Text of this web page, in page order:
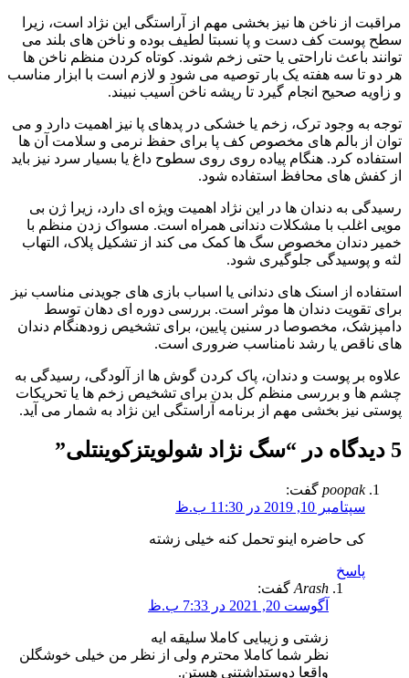
مراقبت از ناخن‌ ها نیز بخشی مهم از آراستگی این نژاد است، زیرا
سطح پوست کف دست و پا نسبتا لطیف بوده و ناخن‌ های بلند می‌
توانند باعث ناراحتی یا حتی زخم شوند. کوتاه‌ کردن منظم ناخن‌ ها
هر دو تا سه هفته یک‌ بار توصیه می‌ شود و لازم است با ابزار مناسب
و زاویه صحیح انجام گیرد تا ریشه ناخن آسیب نبیند.
توجه به وجود ترک، زخم یا خشکی در پدهای پا نیز اهمیت دارد و می‌
توان از بالم‌ های مخصوص کف پا برای حفظ نرمی و سلامت آن‌ ها
استفاده کرد. هنگام پیاده‌ روی روی سطوح داغ یا بسیار سرد نیز باید
از کفش‌ های محافظ استفاده شود.
رسیدگی به دندان‌ ها در این نژاد اهمیت ویژه‌ ای دارد، زیرا ژن بی‌
مویی اغلب با مشکلات دندانی همراه است. مسواک‌ زدن منظم با
خمیر دندان مخصوص سگ‌ ها کمک می‌ کند از تشکیل پلاک، التهاب
لثه و پوسیدگی جلوگیری شود.
استفاده از اسنک‌ های دندانی یا اسباب‌ بازی‌ های جویدنی مناسب نیز
برای تقویت دندان‌ ها موثر است. بررسی دوره‌ ای دهان توسط
دامپزشک، مخصوصا در سنین پایین، برای تشخیص زودهنگام دندان‌
های ناقص یا رشد نامناسب ضروری است.
علاوه بر پوست و دندان، پاک‌ کردن گوش‌ ها از آلودگی، رسیدگی به
چشم‌ ها و بررسی منظم کل بدن برای تشخیص زخم‌ ها یا تحریکات
پوستی نیز بخشی مهم از برنامه آراستگی این نژاد به شمار می‌ آید.
5 دیدگاه در “ سگ نژاد شولویتزکوینتلی”
poopak گفت:
سپتامبر 10, 2019 در 11:30 ب.ظ
کی حاضره اینو تحمل کنه خیلی زشته
پاسخ
Arash گفت:
آگوست 20, 2021 در 7:33 ب.ظ
زشتی و زیبایی کاملا سلیقه ایه
نظر شما کاملا محترم ولی از نظر من خیلی خوشگلن
واقعا دوستداشتنی هستن.